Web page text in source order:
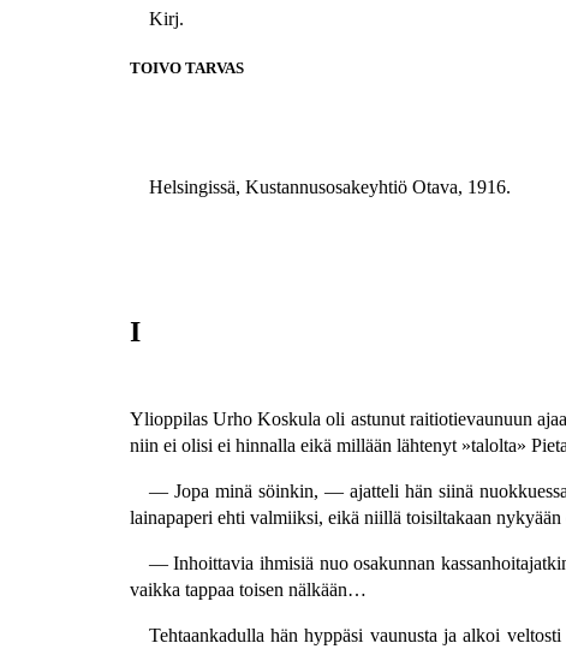
Kirj.
TOIVO TARVAS
Helsingissä, Kustannusosakeyhtiö Otava, 1916.
I
Ylioppilas Urho Koskula oli astunut raitiotievaunuun
niin ei olisi ei hinnalla eikä millään lähtenyt »talolta»
— Jopa minä söinkin, — ajatteli hän siinä
lainapaperi ehti valmiiksi, eikä niillä toisiltakaan
— Inhoittavia ihmisiä nuo osakunnan
vaikka tappaa toisen nälkään…
Tehtaankadulla hän hyppäsi vaunusta ja alkoi